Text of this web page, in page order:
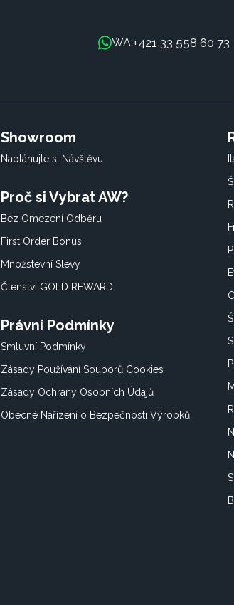
WA:+421 33 558 60 73
Showroom
Naplánujte si Návštěvu
Proč si Vybrat AW?
Bez Omezení Odběru
First Order Bonus
Množstevní Slevy
Členství GOLD REWARD
Právní Podmínky
Smluvní Podmínky
Zásady Používání Souborů Cookies
Zásady Ochrany Osobních Údajů
Obecné Nařízení o Bezpečnosti Výrobků